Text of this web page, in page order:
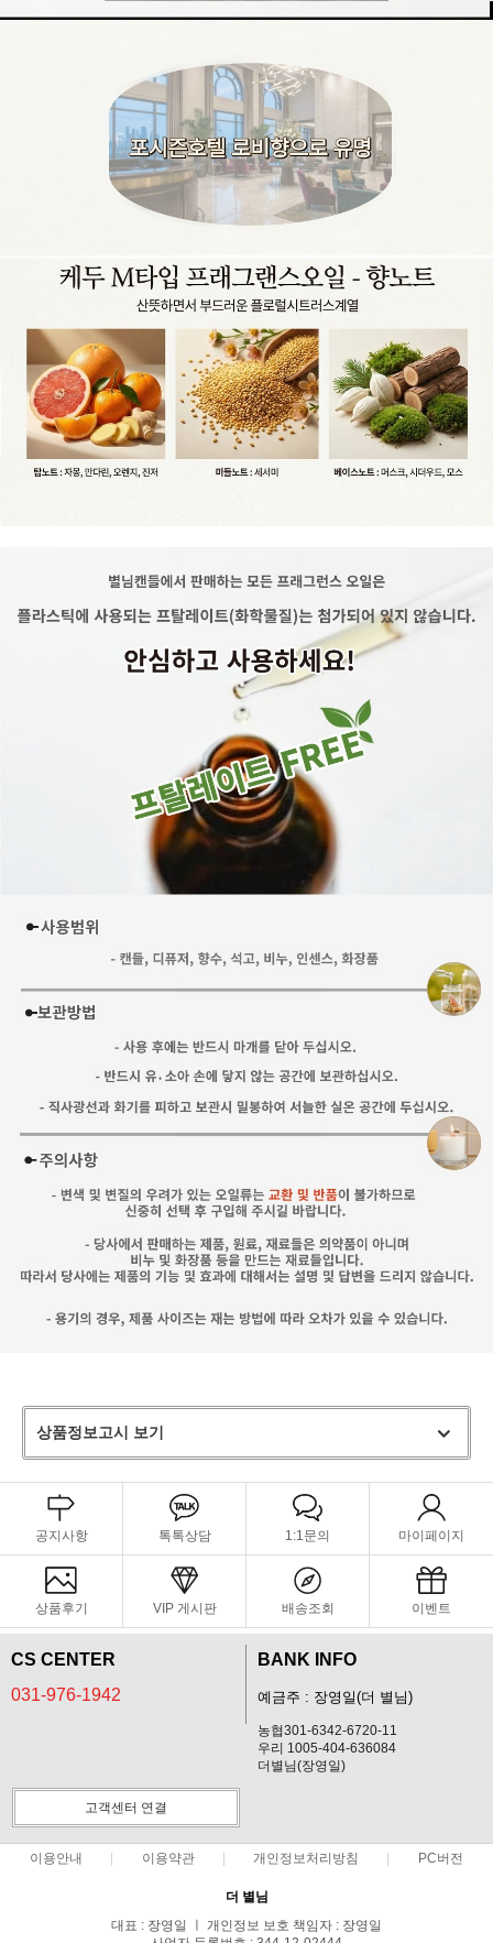
상품정보고시 보기
공지사항 톡톡상담 1:1문의 마이페이지
상품후기 VIP 게시판 배송조회 이벤트
CS CENTER
031-976-1942
BANK INFO
예금주 : 장영일(더 별님)
농협301-6342-6720-11
우리 1005-404-636084
더별님(장영일)
고객센터 연결
이용안내 이용약관 개인정보처리방침 PC버전
더 별님
대표 : 장영일 ㅣ 개인정보 보호 책임자 : 장영일